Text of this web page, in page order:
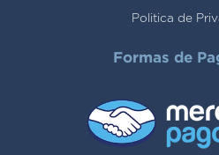
Politica de
Formas de